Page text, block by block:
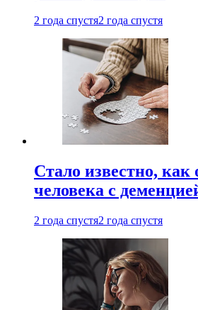
2 года спустя2 года спустя
Стало известно, как
человека с
2 года спустя2 года спустя